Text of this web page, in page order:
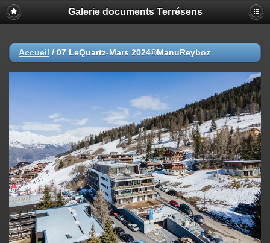
Galerie documents Terrésens
Accueil / 07 LeQuartz-Mars 2024©ManuReyboz